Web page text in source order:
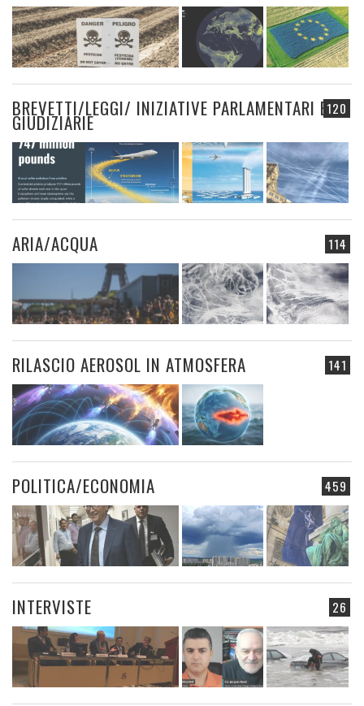
120
BREVETTI/LEGGI/ INIZIATIVE PARLAMENTARI E
GIUDIZIARIE
114
ARIA/ACQUA
141
RILASCIO AEROSOL IN ATMOSFERA
459
POLITICA/ECONOMIA
26
INTERVISTE